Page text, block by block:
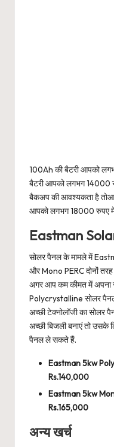
100Ah की बैटरी आपको
बैटरी आपको लगभग 14000
बैकअप की आवश्यकता है
आपको लगभग 18000 रुपए में
Eastman
सोलर पैनल के मामले में
और Mono PERC दोनों
अगर आप कम कीमत में अपना
Polycrystalline सोलर
अच्छी टेक्नोलॉजी का सोलर
अच्छी बिजली बनाएं तो उसके
पैनल ले सकते हैं.
Eastman 5kw
Rs.140,000
Eastman 5kw
Rs.165,000
अन्य खर्च